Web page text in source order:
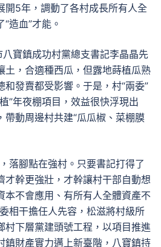
開5年，調動了各村成長所有人全
造血”才能。
八寶鎮成功村黨總支書記李晶晶先
土，合適種西瓜，但露地蒔植瓜熟
和發賣都受影響。于是，村“兩委”
”年夜棚項目，效益很快浮現出
帶動周邊村共建“瓜瓜椒、菜棚膜
落腳點在強村。只要書記打得了
才幹更強壯，才幹讓村干部自動想
本不會應用、有所有人全體資產不
相干擔任人先容，松滋將村級所
村下層黨建頭號工程，以項目推進
鎮財產實力邁上新臺階，八寶鎮持